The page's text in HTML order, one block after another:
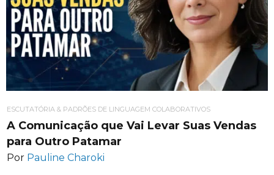
ESCUTATÓRIA & PADRÕES DE LINGUAGEM COLABORATIVOS
A Comunicação que Vai Levar Suas Vendas
para Outro Patamar
Por Pauline Charoki